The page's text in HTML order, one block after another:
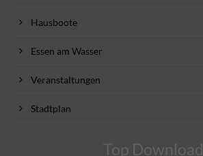
Hausboote
Essen am Wasser
Veranstaltungen
Stadtplan
Top Download